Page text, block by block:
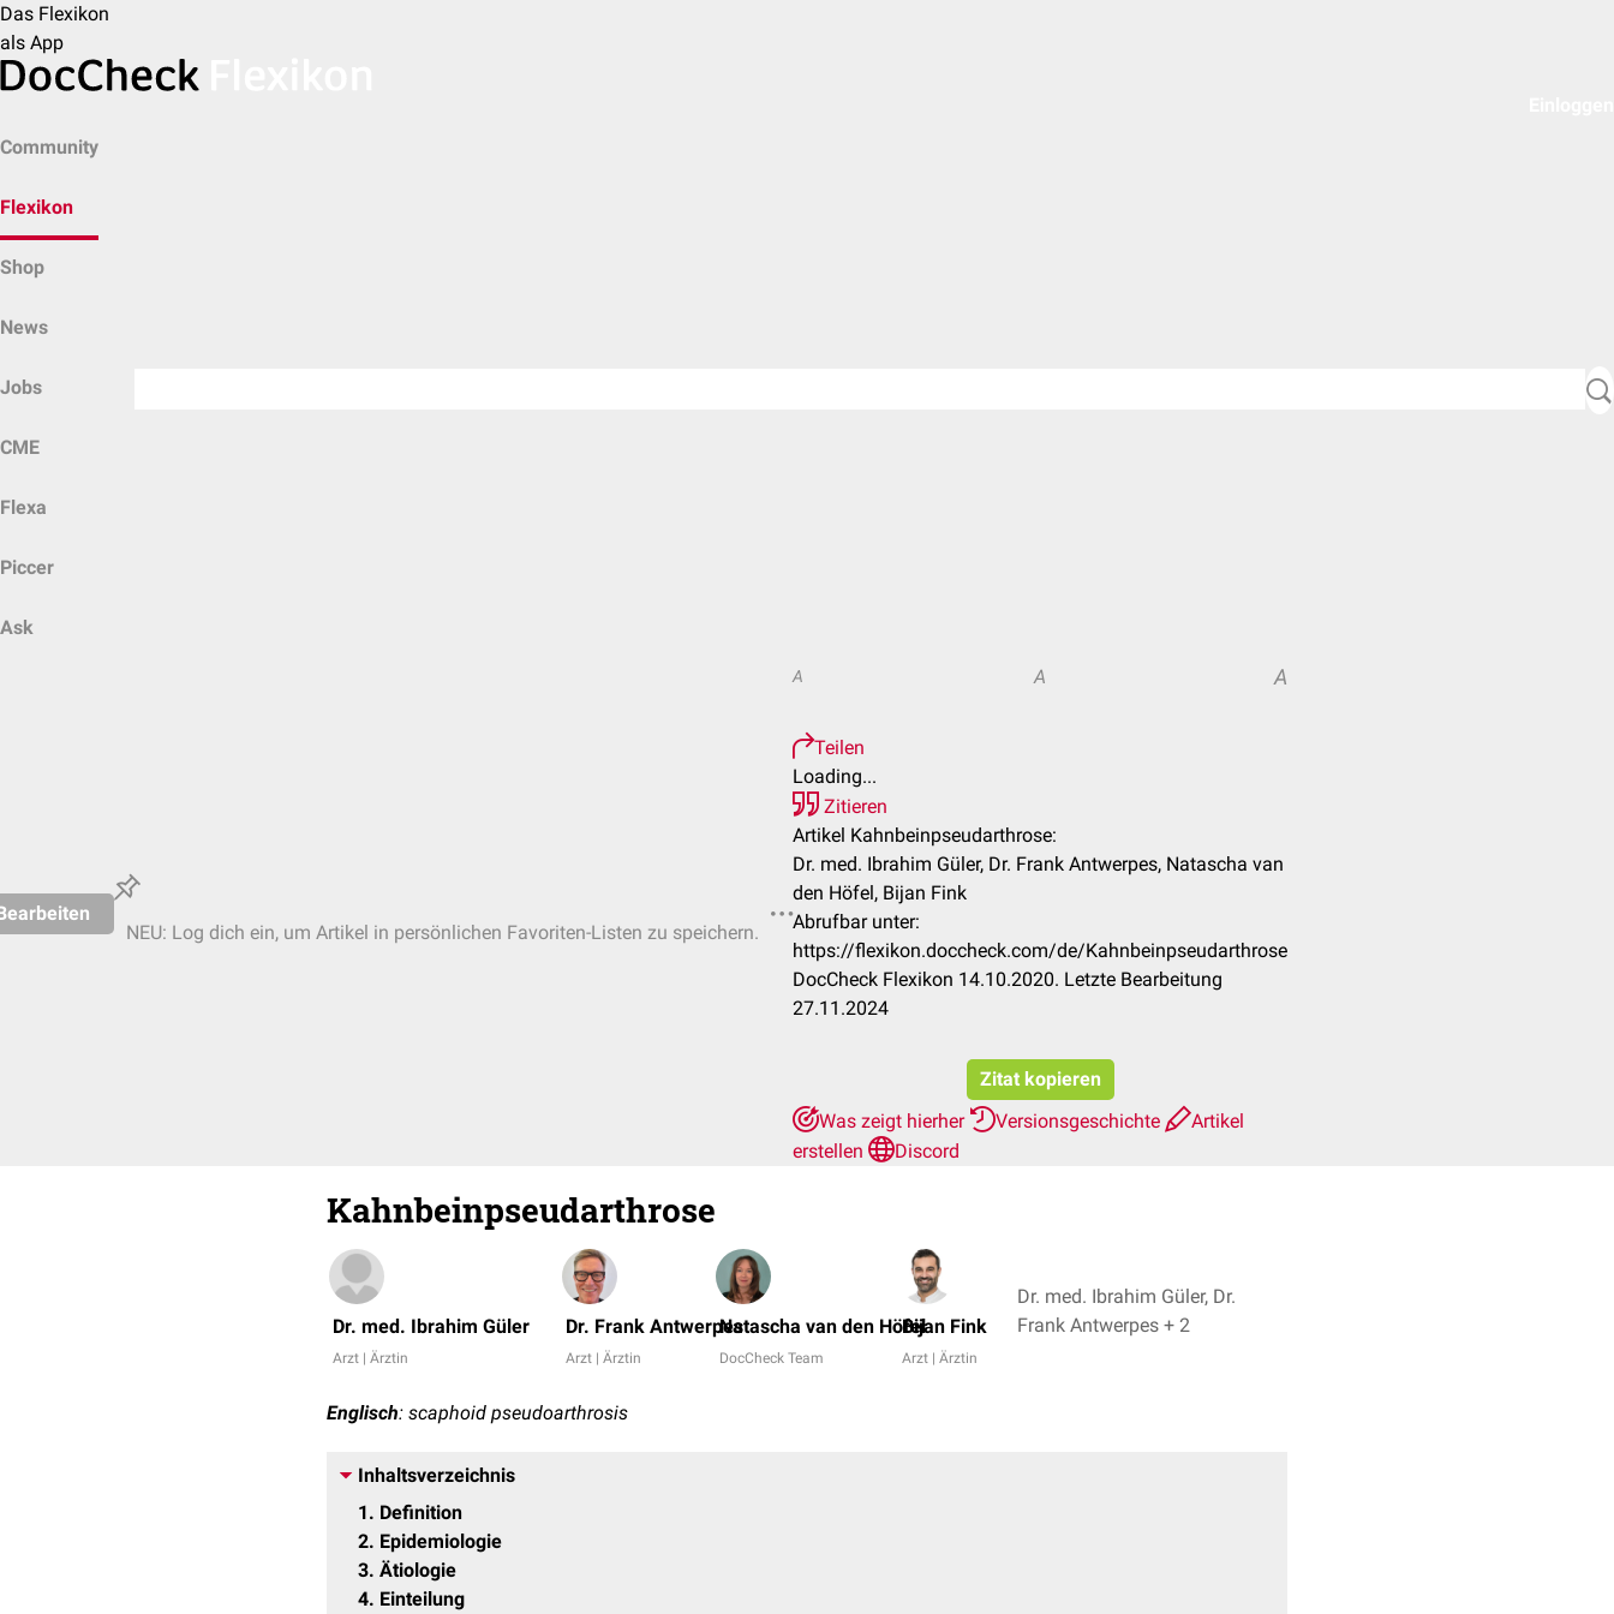
Das Flexikon
als App
Community
Flexikon
Shop
News
Jobs
CME
Flexa
Piccer
Ask
NEU: Log dich ein, um Artikel in persönlichen Favoriten-Listen zu speichern.
A A A
Teilen
Loading...
Zitieren
Artikel Kahnbeinpseudarthrose:
Dr. med. Ibrahim Güler, Dr. Frank Antwerpes, Natascha van
den Höfel, Bijan Fink
Abrufbar unter:
https://flexikon.doccheck.com/de/Kahnbeinpseudarthrose
DocCheck Flexikon 14.10.2020. Letzte Bearbeitung
27.11.2024
Zitat kopieren
Was zeigt hierher
Versionsgeschichte
Artikel
erstellen
Discord
Kahnbeinpseudarthrose
Dr. med. Ibrahim Güler
Arzt | Ärztin
Dr. Frank Antwerpes
Arzt | Ärztin
Natascha van den Höfel
DocCheck Team
Bijan Fink
Arzt | Ärztin
Dr. med. Ibrahim Güler, Dr.
Frank Antwerpes + 2
Englisch: scaphoid pseudoarthrosis
Inhaltsverzeichnis
1
Definition
2 Epidemiologie
3 Ätiologie
4 Einteilung